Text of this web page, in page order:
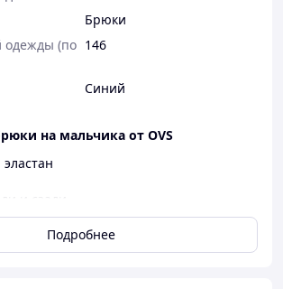
Брюки
одежды (по 146
Синий
на мальчика от OVS
сторон
молнию и пуговицу
Подробнее